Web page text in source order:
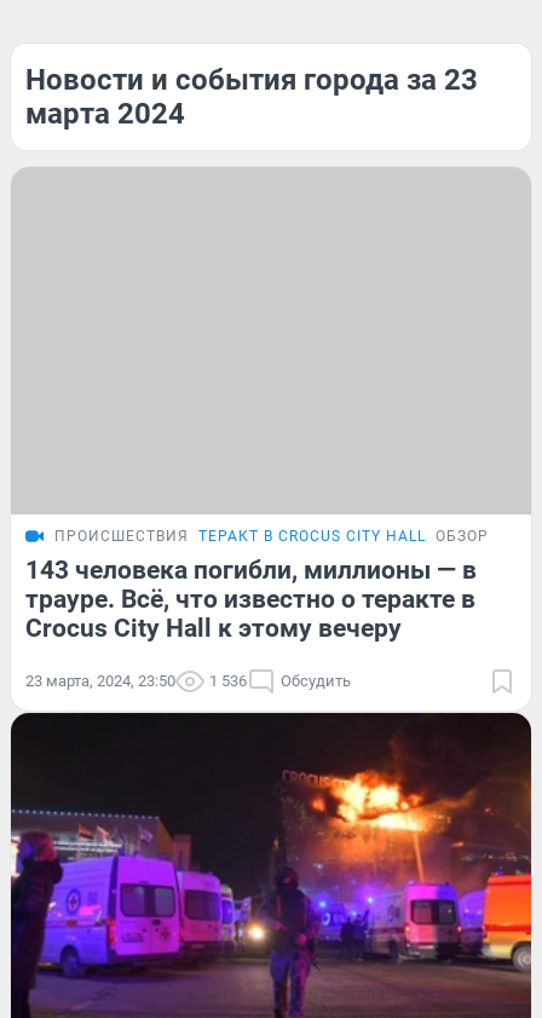
Новости и события города за 23
марта 2024
ПРОИСШЕСТВИЯ ТЕРАКТ В CROCUS CITY HALL ОБЗОР
143 человека погибли, миллионы — в
трауре. Всё, что известно о теракте в
Crocus City Hall к этому вечеру
23 марта, 2024, 23:50 1 536 Обсудить